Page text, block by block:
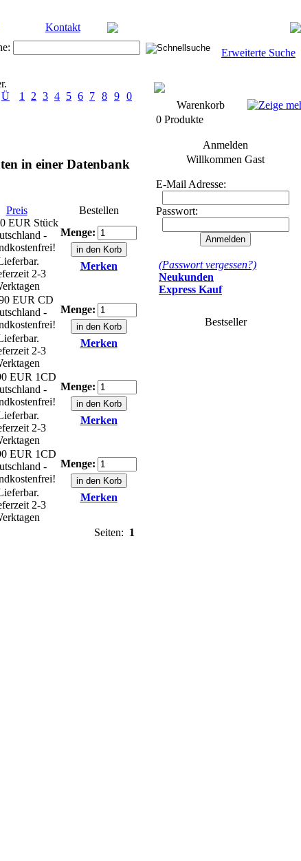
Kontakt
Erweiterte Suche
Ü 1 2 3 4 5 6 7 8 9 0
in einer Datenbank
Preis
Bestellen
EUR Stück
-
2-3
Menge:
Merken
EUR CD
-
2-3
Menge:
Merken
EUR 1CD
-
2-3
Menge:
Merken
EUR 1CD
-
2-3
Menge:
Merken
Seiten: 1
Warenkorb
0 Produkte
Anmelden
Willkommen Gast
E-Mail Adresse:
Passwort:
(Passwort vergessen?)
Neukunden
Express Kauf
Bestseller